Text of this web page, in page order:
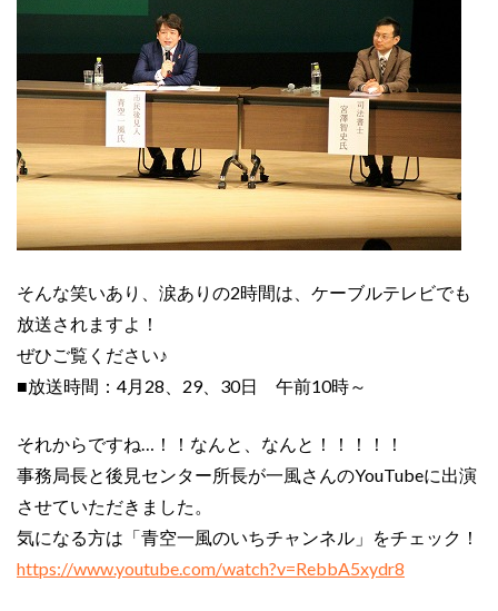
そんな笑いあり、涙ありの2時間は、ケーブルテレビでも
放送されますよ！
ぜひご覧ください♪
■放送時間：4月28、29、30日 午前10時～
それからですね…！！なんと、なんと！！！！！
事務局長と後見センター所長が一風さんのYouTubeに出演
させていただきました。
気になる方は「青空一風のいちチャンネル」をチェック！
https://www.youtube.com/watch?v=RebbA5xydr8